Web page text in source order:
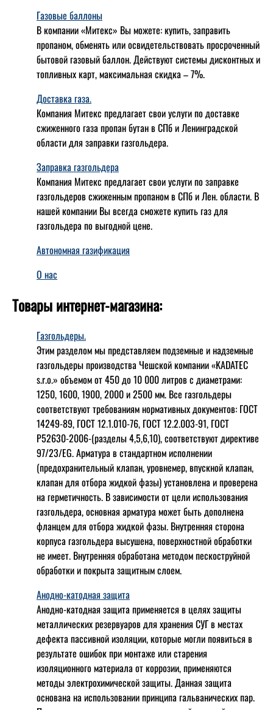
Газовые баллоны
В компании «Митекс» Вы можете: купить, заправить
пропаном, обменять или освидетельствовать просроченный
бытовой газовый баллон. Действуют системы дисконтных и
топливных карт, максимальная скидка – 7%.
Доставка газа.
Компания Митекс предлагает свои услуги по доставке
сжиженного газа пропан бутан в СПб и Ленинградской
области для заправки газгольдера.
Заправка газгольдера
Компания Митекс предлагает свои услуги по заправке
газгольдеров сжиженным пропаном в СПб и Лен. области. В
нашей компании Вы всегда сможете купить газ для
газгольдера по выгодной цене.
Автономная газификация
О нас
Товары интернет-магазина:
Газгольдеры.
Этим разделом мы представляем подземные и надземные
газгольдеры производства Чешской компании «KADATEC
s.r.o.» объемом от 450 до 10 000 литров с диаметрами:
1250, 1600, 1900, 2000 и 2500 мм. Все газгольдеры
соответствуют требованиям нормативных документов: ГОСТ
14249-89, ГОСТ 12.1.010-76, ГОСТ 12.2.003-91, ГОСТ
Р52630-2006-(разделы 4,5,6,10), соответствуют директиве
97/23/EG. Арматура в стандартном исполнении
(предохранительный клапан, уровнемер, впускной клапан,
клапан для отбора жидкой фазы) установлена и проверена
на герметичность. В зависимости от цели использования
газгольдера, основная арматура может быть дополнена
фланцем для отбора жидкой фазы. Внутренняя сторона
корпуса газгольдера высушена, поверхностной обработки
не имеет. Внутренняя обработана методом пескоструйной
обработки и покрыта защитным слоем.
Анодно-катодная защита
Анодно-катодная защита применяется в целях защиты
металлических резервуаров для хранения СУГ в местах
дефекта пассивной изоляции, которые могли появиться в
результате ошибок при монтаже или старения
изоляционного материала от коррозии, применяются
методы электрохимической защиты. Данная защита
основана на использовании принципа гальванических пар.